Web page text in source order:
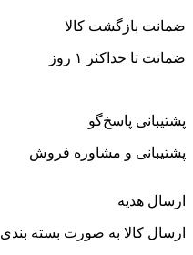
ضمانت بازگشت کالا
ضمانت تا حداکثر ۱ روز
پشتیبانی پاسخ‌گو
پشتیبانی و مشاوره فروش
ارسال هدیه
ارسال کالا به صورت بسته بندی